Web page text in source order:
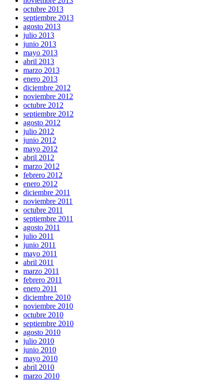
octubre 2013
septiembre 2013
agosto 2013
julio 2013
junio 2013
mayo 2013
abril 2013
marzo 2013
enero 2013
diciembre 2012
noviembre 2012
octubre 2012
septiembre 2012
agosto 2012
julio 2012
junio 2012
mayo 2012
abril 2012
marzo 2012
febrero 2012
enero 2012
diciembre 2011
noviembre 2011
octubre 2011
septiembre 2011
agosto 2011
julio 2011
junio 2011
mayo 2011
abril 2011
marzo 2011
febrero 2011
enero 2011
diciembre 2010
noviembre 2010
octubre 2010
septiembre 2010
agosto 2010
julio 2010
junio 2010
mayo 2010
abril 2010
marzo 2010